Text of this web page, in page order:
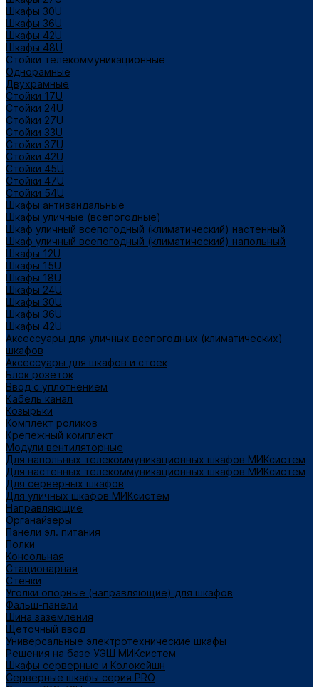
Шкафы 30U
Шкафы 36U
Шкафы 42U
Шкафы 48U
Стойки телекоммуникационные
Однорамные
Двухрамные
Стойки 17U
Стойки 24U
Стойки 27U
Стойки 33U
Стойки 37U
Стойки 42U
Стойки 45U
Стойки 47U
Стойки 54U
Шкафы антивандальные
Шкафы уличные (всепогодные)
Шкаф уличный всепогодный (климатический) настенный
Шкаф уличный всепогодный (климатический) напольный
Шкафы 12U
Шкафы 15U
Шкафы 18U
Шкафы 24U
Шкафы 30U
Шкафы 36U
Шкафы 42U
Аксессуары для уличных всепогодных (климатических)
шкафов
Аксессуары для шкафов и стоек
Блок розеток
Ввод с уплотнением
Кабель канал
Козырьки
Комплект роликов
Крепежный комплект
Модули вентиляторные
Для напольных телекоммуникационных шкафов МИКсистем
Для настенных телекоммуникационных шкафов МИКсистем
Для серверных шкафов
Для уличных шкафов МИКсистем
Направляющие
Органайзеры
Панели эл. питания
Полки
Консольная
Стационарная
Стенки
Уголки опорные (направляющие) для шкафов
Фальш-панели
Шина заземления
Щеточный ввод
Универсальные электротехнические шкафы
Решения на базе УЭШ МИКсистем
Шкафы серверные и Колокейшн
Серверные шкафы серия PRO